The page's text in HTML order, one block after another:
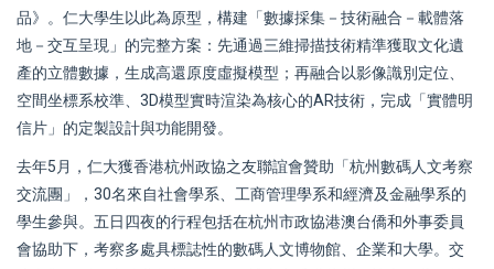
品》。仁大學生以此為原型，構建「數據採集－技術融合－載體落
地－交互呈現」的完整方案：先通過三維掃描技術精準獲取文化遺
產的立體數據，生成高還原度虛擬模型；再融合以影像識別定位、
空間坐標系校準、3D模型實時渲染為核心的AR技術，完成「實體明
信片」的定製設計與功能開發。
去年5月，仁大獲香港杭州政協之友聯誼會贊助「杭州數碼人文考察
交流團」，30名來自社會學系、工商管理學系和經濟及金融學系的
學生參與。五日四夜的行程包括在杭州市政協港澳台僑和外事委員
會協助下，考察多處具標誌性的數碼人文博物館、企業和大學。交